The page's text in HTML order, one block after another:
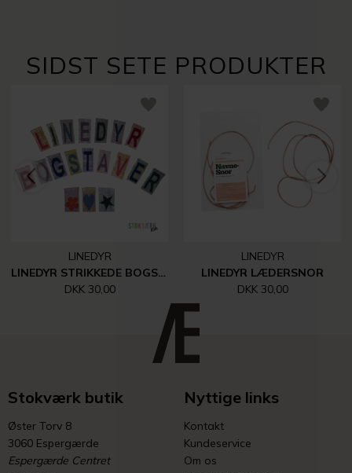
SIDST SETE PRODUKTER
LINEDYR
LINEDYR STRIKKEDE BOGSTAVER, TAL MM.
DKK 30,00
LINEDYR
LINEDYR LÆDERSNOR
DKK 30,00
Stokværk butik
Øster Torv 8
3060 Espergærde
Espergærde Centret
Nyttige links
Kontakt
Kundeservice
Om os